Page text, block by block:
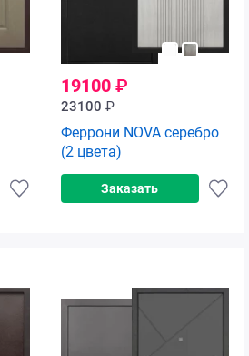
19100 ₽
23100₽
Феррони NOVA серебро
(2 цвета)
Заказать